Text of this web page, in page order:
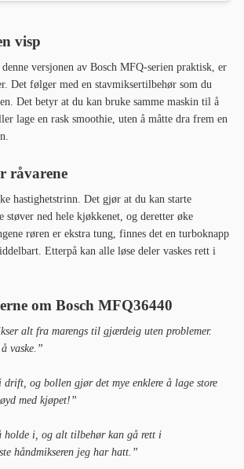
visp
versjonen av Bosch MFQ-serien praktisk, er
Det følger med en stavmiksertilbehør som du
Det betyr at du kan bruke samme maskin til å
lage en rask smoothie, uten å måtte dra frem en
råvarene
hastighetstrinn. Det gjør at du kan starte
støver ned hele kjøkkenet, og deretter øke
røren er ekstra tung, finnes det en turboknapp
Etterpå kan alle løse deler vaskes rett i
om Bosch MFQ36440
alt fra marengs til gjærdeig uten problemer.
vaske.”
drift, og bollen gjør det mye enklere å lage store
med kjøpet!”
holde i, og alt tilbehør kan gå rett i
håndmikseren jeg har hatt.”